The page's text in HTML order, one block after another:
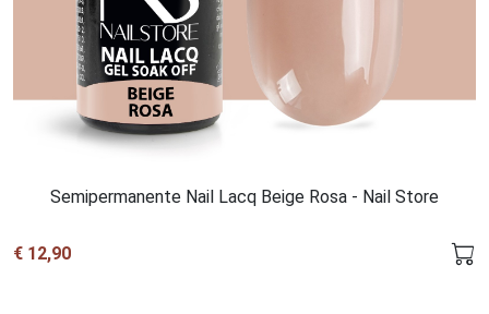
Semipermanente Nail Lacq Beige Rosa - Nail Store
€ 12,90